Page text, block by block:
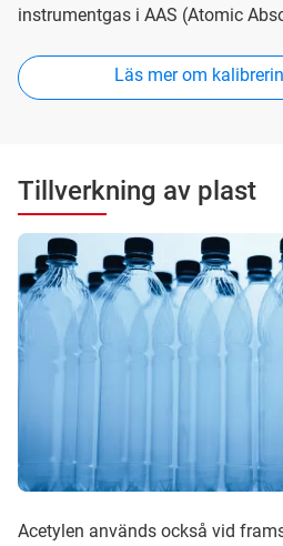
instrumentgas i AAS (Atomic
Läs mer om
Tillverkning av plast
Acetylen används också vid